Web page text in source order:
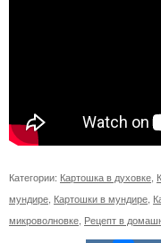
Категории: Картошка в духовке
мундире Картошки в мундире
микроволновке Рецепт в